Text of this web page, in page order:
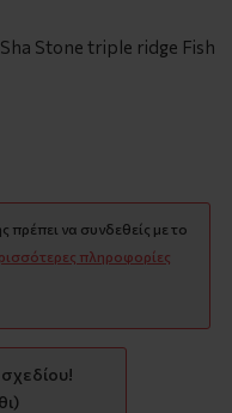
Sha Stone triple ridge Fish
πρέπει να συνδεθείς με το
πληροφορίες